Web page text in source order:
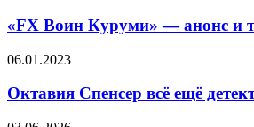
третьего
сезона
про
и
Куруми»
—
анонс
и
тизер
аниме
«FX Воин Куруми» — анонс и
Октавия
всё
детективничает
06.01.2023
Октавия Спенсер всё ещё